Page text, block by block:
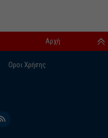
Οροι Χρήσης
Αρχή